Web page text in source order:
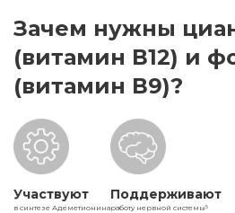
Зачем нужны
(витамин В12) и
(витамин В9)?
Участвуют
в синтезе Адеметионина
Поддерживают
работу нервной системы5